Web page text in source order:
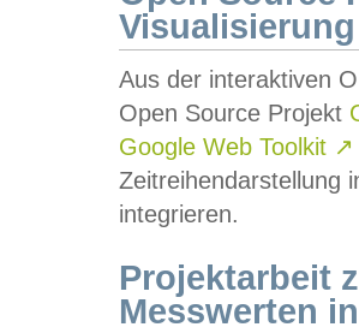
Visualisierung
Aus der interaktiven
Open Source Projekt
Google Web Toolkit ↗
Zeitreihendarstellung
integrieren.
Projektarbeit
Messwerten